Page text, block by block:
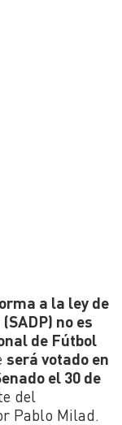
a la ley de
no es
de Fútbol
será votado en
el 30 de
del
Pablo Milad.